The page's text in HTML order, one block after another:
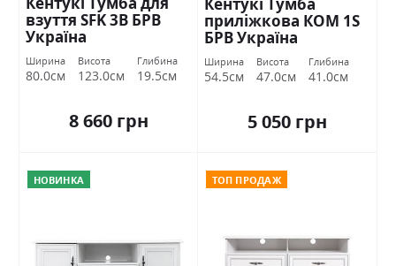
взуття SFK 3В БРВ
Україна
Ширина
80.0см
Висота
123.0см
Глибина
19.5см
8 660 грн
Кентукі Тумба
приліжкова КОМ 1S
БРВ Україна
Ширина
54.5см
Висота
47.0см
Глибина
41.0см
5 050 грн
НОВИНКА ТОП ПРОДАЖ